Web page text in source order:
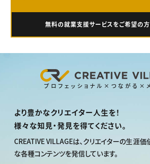
無料の就業支援サービスをご希望の方
プロフェッショナル×つながる×
より豊かなクリエイター人生を！
様々な知見・発見を得てください。
CREATIVE VILLAGEは、クリエイターの生涯価
な各種コンテンツを発信しています。